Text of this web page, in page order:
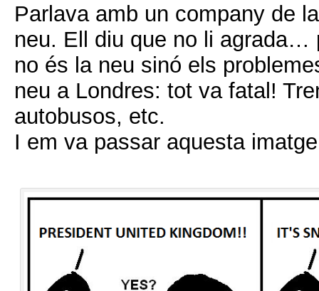
Parlava amb un company de
neu. Ell diu que no li agrada…
no és la neu sinó els
neu a Londres: tot va fatal!
autobusos, etc.
I em va passar aquesta